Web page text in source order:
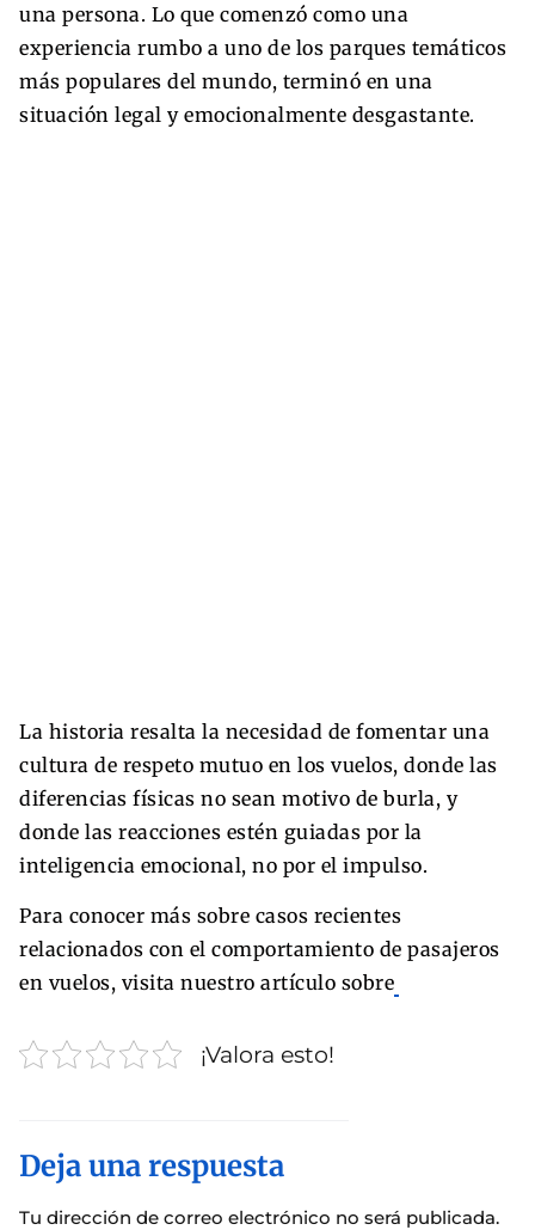
una persona. Lo que comenzó como una
experiencia rumbo a uno de los parques temáticos
más populares del mundo, terminó en una
situación legal y emocionalmente desgastante.
La historia resalta la necesidad de fomentar una
cultura de respeto mutuo en los vuelos, donde las
diferencias físicas no sean motivo de burla, y
donde las reacciones estén guiadas por la
inteligencia emocional, no por el impulso.
Para conocer más sobre casos recientes
relacionados con el comportamiento de pasajeros
en vuelos, visita nuestro artículo sobre
¡Valora esto!
Deja una respuesta
Tu dirección de correo electrónico no será publicada.